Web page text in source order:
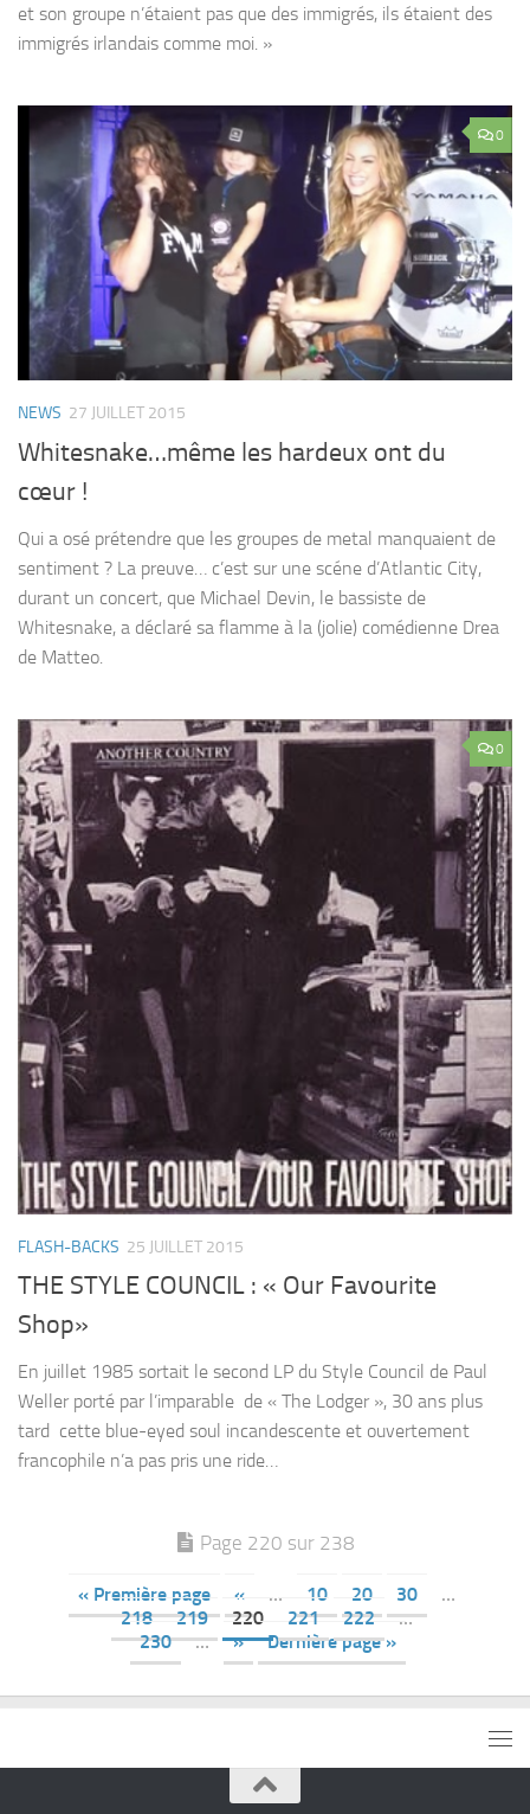
et son groupe n’étaient pas que des immigrés, ils étaient des
immigrés irlandais comme moi. »
0
NEWS 27 JUILLET 2015
Whitesnake…même les hardeux ont du
cœur !
Qui a osé prétendre que les groupes de metal manquaient de
sentiment ? La preuve… c’est sur une scéne d’Atlantic City,
durant un concert, que Michael Devin, le bassiste de
Whitesnake, a déclaré sa flamme à la (jolie) comédienne Drea
de Matteo.
0
FLASH-BACKS 25 JUILLET 2015
THE STYLE COUNCIL : « Our Favourite
Shop»
En juillet 1985 sortait le second LP du Style Council de Paul
Weller porté par l’imparable de « The Lodger », 30 ans plus
tard cette blue-eyed soul incandescente et ouvertement
francophile n’a pas pris une ride…
Page 220 sur 238
« Première page « … 10 20 30
…
218
219 220 221 222
…
230
… » Dernière page »